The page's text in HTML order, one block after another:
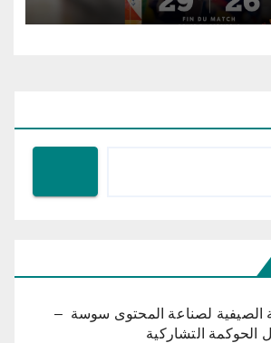
الصيفية لصناعة المحتوى سوسة –
الحوكمة التشاركية